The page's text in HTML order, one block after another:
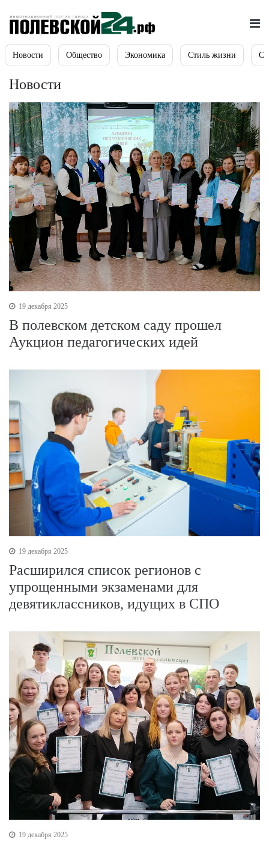
Новости Общество Экономика Стиль жизни
Новости
19 декабря 2025
В полевском детском саду прошел
Аукцион педагогических идей
19 декабря 2025
Расширился список регионов с
упрощенными экзаменами для
девятиклассников, идущих в СПО
19 декабря 2025